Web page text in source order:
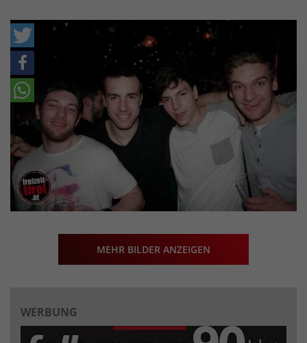
MEHR BILDER ANZEIGEN
WERBUNG